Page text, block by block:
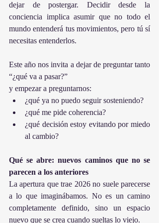
dejar de postergar. Decidir desde la
conciencia implica asumir que no todo el
mundo entenderá tus movimientos, pero tú sí
necesitas entenderlos.
Este año nos invita a dejar de preguntar tanto
“¿qué va a pasar?”
y empezar a preguntarnos:
¿qué ya no puedo seguir sosteniendo?
¿qué me pide coherencia?
¿qué decisión estoy evitando por miedo
al cambio?
Qué se abre: nuevos caminos que no se
parecen a los anteriores
La apertura que trae 2026 no suele parecerse
a lo que imaginábamos. No es un camino
completamente definido, sino un espacio
nuevo que se crea cuando sueltas lo viejo.